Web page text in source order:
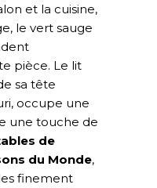
et la cuisine,
le vert sauge
pièce. Le lit
sa tête
occupe une
une touche de
de
du Monde,
finement